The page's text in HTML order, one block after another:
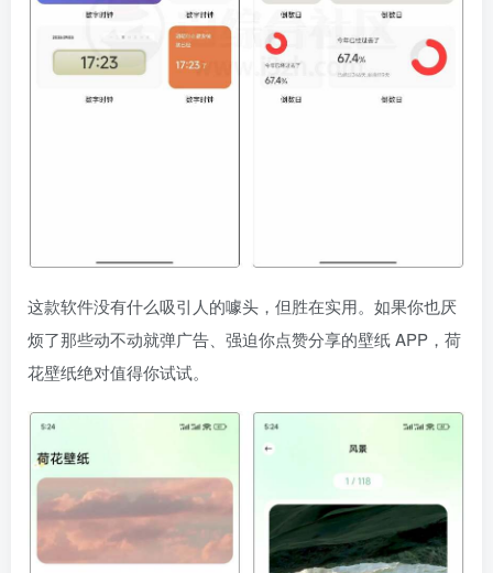
这款软件没有什么吸引人的噱头，但胜在实用。如果你也厌
烦了那些动不动就弹广告、强迫你点赞分享的壁纸 APP，荷
花壁纸绝对值得你试试。